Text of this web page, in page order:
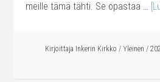
meille tämä tähti. Se opastaa …
Kirjoittaja Inkerin Kirkko / Yleinen /